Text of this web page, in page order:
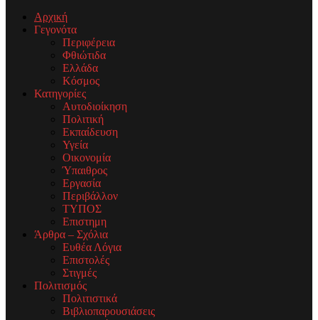
Αρχική
Γεγονότα
Περιφέρεια
Φθιώτιδα
Ελλάδα
Κόσμος
Κατηγορίες
Αυτοδιοίκηση
Πολιτική
Εκπαίδευση
Υγεία
Οικονομία
Ύπαιθρος
Εργασία
Περιβάλλον
ΤΥΠΟΣ
Επιστημη
Άρθρα – Σχόλια
Ευθέα Λόγια
Επιστολές
Στιγμές
Πολιτισμός
Πολιτιστικά
Βιβλιοπαρουσιάσεις